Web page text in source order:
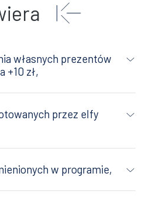
własnych prezentów
+10 zł,
przez elfy
w programie,